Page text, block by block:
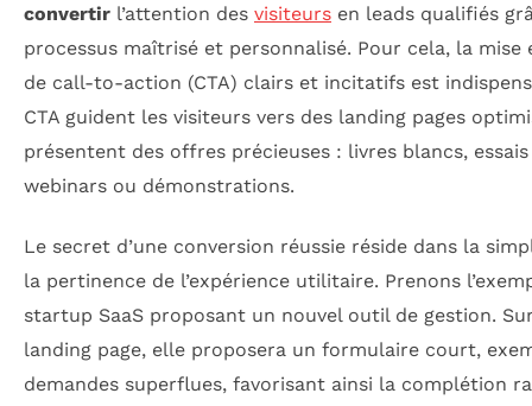
convertir l’attention des visiteurs en leads qualifiés
processus maîtrisé et personnalisé. Pour cela, la mise
de call-to-action (CTA) clairs et incitatifs est
CTA guident les visiteurs vers des landing pages
présentent des offres précieuses : livres blancs,
webinars ou démonstrations.
Le secret d’une conversion réussie réside dans la
la pertinence de l’expérience utilitaire. Prenons
startup SaaS proposant un nouvel outil de gestion.
landing page, elle proposera un formulaire court,
demandes superflues, favorisant ainsi la complétion